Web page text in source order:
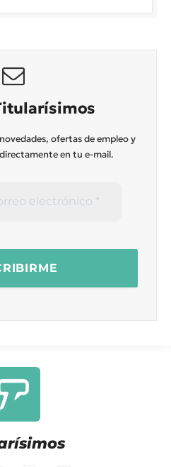
ofertas de empleo y
en tu e-mail.